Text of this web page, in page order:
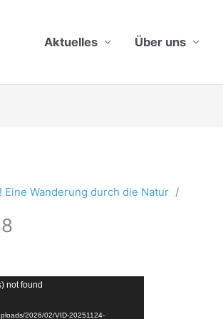
Aktuelles Über uns
Wanderung durch die Natur
not found
2026/02/VID-20251124-